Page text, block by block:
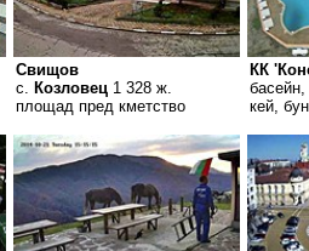
Свищов
с. Козловец 1 328 ж.
площад пред кметство
КК
кей,